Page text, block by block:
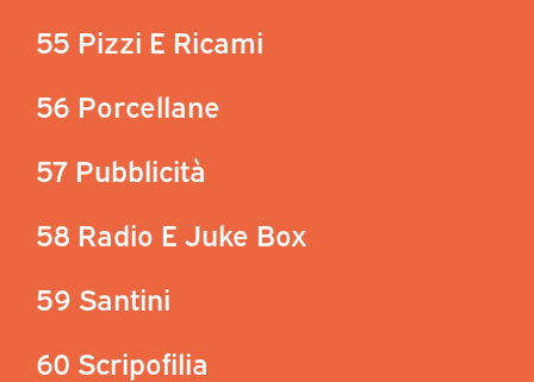
55 Pizzi E Ricami
56 Porcellane
57 Pubblicità
58 Radio E Juke Box
59 Santini
60 Scripofilia